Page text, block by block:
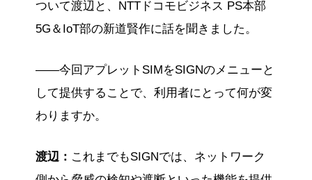
ついて渡辺と、NTTドコモビジネス PS本部
5G＆IoT部の新道賢作に話を聞きました。
——今回アプレットSIMをSIGNのメニューと
して提供することで、利用者にとって何が変
わりますか。
渡辺： これまでもSIGNでは、ネットワーク